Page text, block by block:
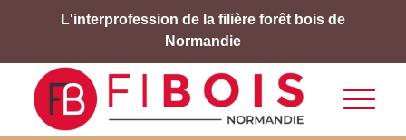
L'interprofession de la filière forêt bois de
Normandie